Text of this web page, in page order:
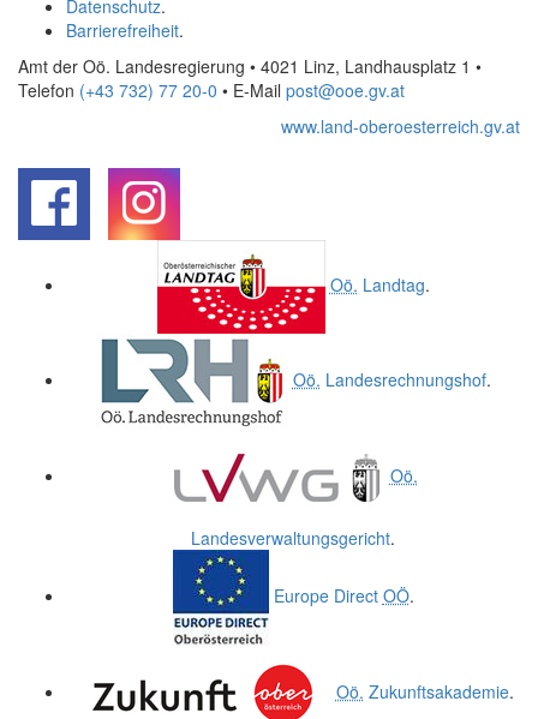
Datenschutz.
Barrierefreiheit.
Amt der Oö. Landesregierung • 4021 Linz, Landhausplatz 1 •
Telefon (+43 732) 77 20-0 • E-Mail post@ooe.gv.at
www.land-oberoesterreich.gv.at
Oö. Landtag.
Oö. Landesrechnungshof.
Oö.
Landesverwaltungsgericht.
Europe Direct OÖ.
Oö. Zukunftsakademie.